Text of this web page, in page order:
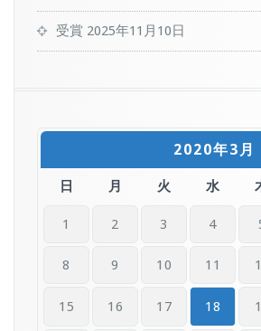
受賞 2025年11月10日
2020年3月
日 月 火 水
1 2 3 4
8 9 10 11
15 16 17 18